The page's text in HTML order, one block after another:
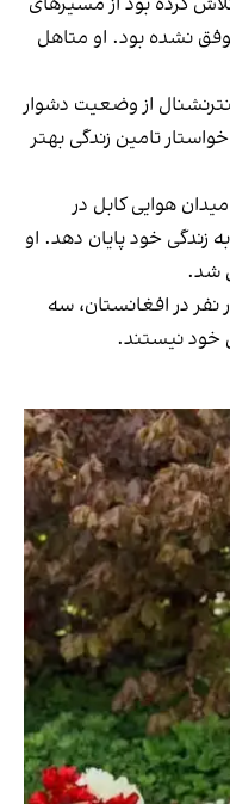
موفق نشده بود. او متاهل
از وضعیت دشوار
تامین زندگی بهتر
هوایی کابل در
زندگی خود پایان دهد. او
شد.
نفر در افغانستان، سه
خود نیستند.